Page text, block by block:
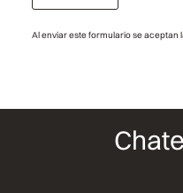
Al enviar este formulario se aceptan